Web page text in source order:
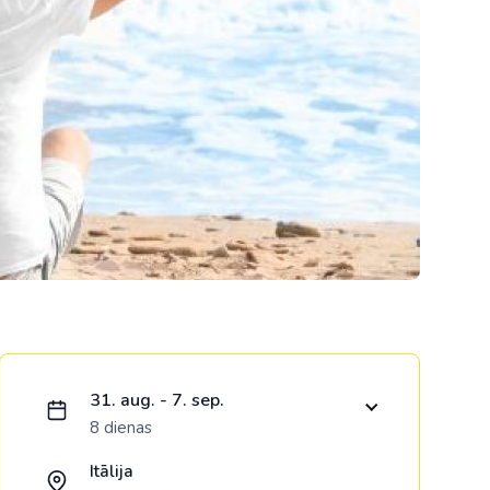
Kolumbija
Kostarika
Meksika
Panama
Ielādējam piedāvājumu...
31. aug. - 7. sep.
8 dienas
Itālija